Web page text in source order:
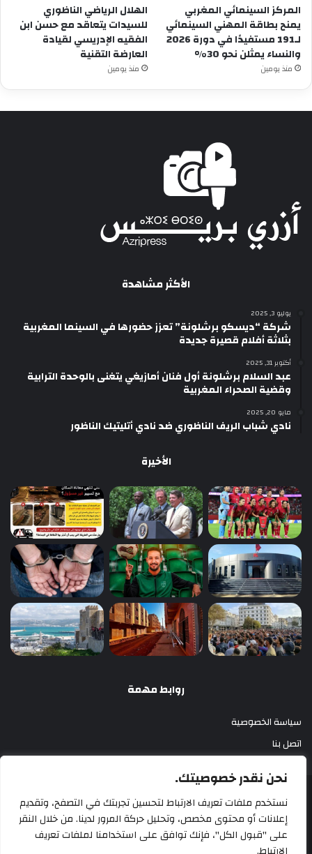
نحن نقدر خصوصيتك.
نستخدم ملفات تعريف الارتباط لتحسين تجربتك في التصفح، وتقديم
إعلانات أو محتوى مخصص، وتحليل حركة المرور لدينا. من خلال النقر
على "قبول الكل"، فإنك توافق على استخدامنا لملفات تعريف
المركز السينمائي المغربي
يمنح بطاقة المهني السينمائي
لـ191 مستفيدًا في دورة 2026
والنساء يمثلن نحو 30%
منذ يومين
الهلال الرياضي الناظوري
للسيدات يتعاقد مع حسن ابن
الفقيه الإدريسي لقيادة
العارضة التقنية
منذ يومين
الأكثر مشاهدة
يوليو 3, 2025
شركة “ديسكو برشلونة” تعزز حضورها في السينما المغربية
بثلاثة أفلام قصيرة جديدة
أكتوبر 31, 2025
عبد السلام برشلونة أول فنان أمازيغي يتغنى بالوحدة الترابية
وقضية الصحراء المغربية
مايو 20, 2025
نادي شباب الريف الناظوري ضد نادي أتليتيك الناظور
الأخيرة
روابط مهمة
سياسة الخصوصية
اتصل بنا
أزري بريس 2025
سياسة الخصوصية اتصل بنا